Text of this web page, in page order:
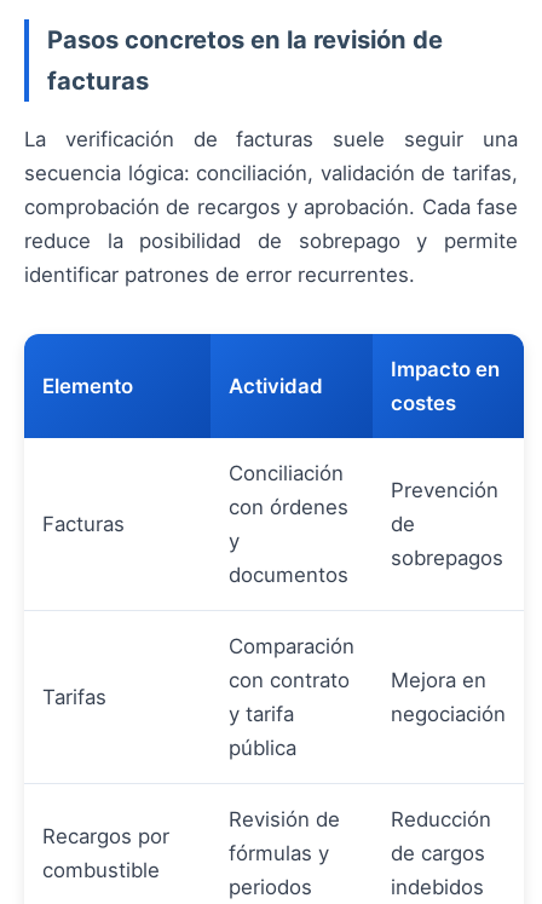
Pasos concretos en la revisión de
facturas
La verificación de facturas suele seguir una
secuencia lógica: conciliación, validación de tarifas,
comprobación de recargos y aprobación. Cada fase
reduce la posibilidad de sobrepago y permite
identificar patrones de error recurrentes.
Elemento Actividad
Impacto en
costes
Facturas
Conciliación
con órdenes
y
documentos
Prevención
de
sobrepagos
Tarifas
Comparación
con contrato
y tarifa
pública
Mejora en
negociación
Recargos por
combustible
Revisión de
fórmulas y
periodos
Reducción
de cargos
indebidos